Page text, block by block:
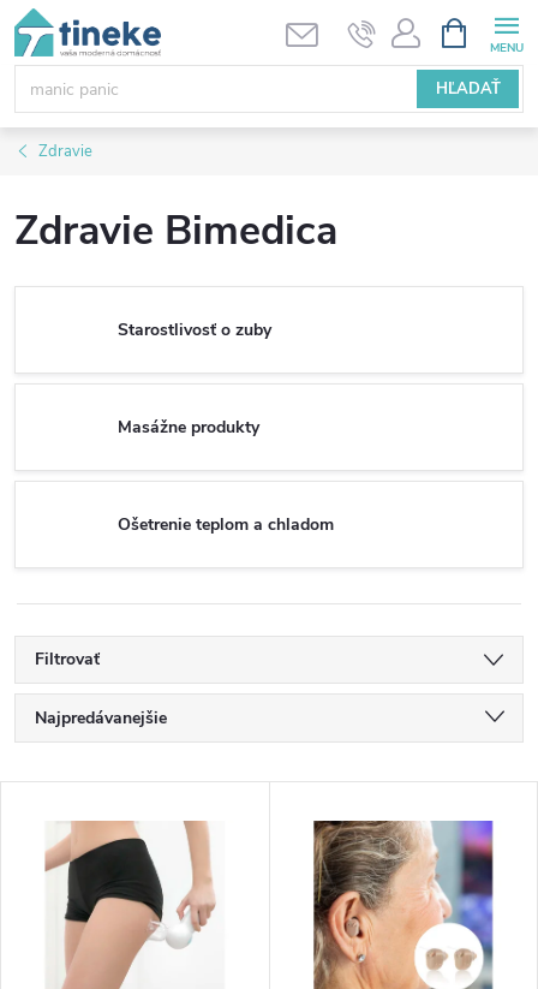
Prejsť
obsah
HĽADAŤ
KOŠÍK
Zdravie
Zdravie Bimedica
Starostlivosť o zuby
Masážne produkty
Ošetrenie teplom a chladom
Filtrovať
R
a
Najpredávanejšie
Abecedne